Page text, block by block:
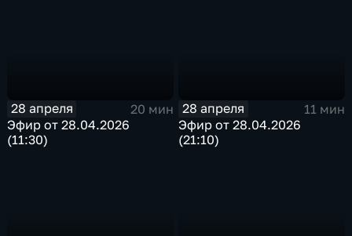
28 апреля
20 мин
Эфир от 28.04.2026
(11:30)
28 апреля
11 мин
Эфир от 28.04.2026
(21:10)